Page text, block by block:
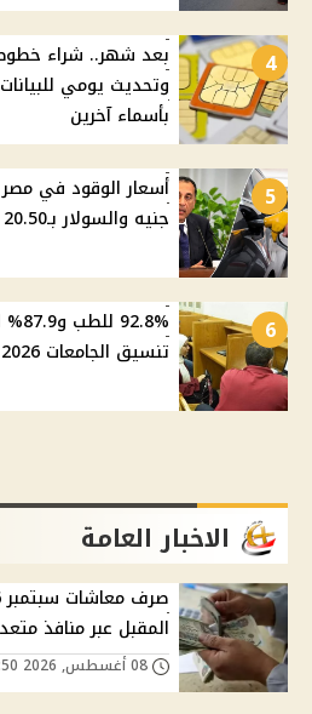
4
بعد شهر.. شراء
وتحديث يومي
بأسماء آخرين
5
جنيه والسولار بـ20.50 جنيه
6
تنسيق الجامعات 2026 وأماكن المرحلة الثانية
الاخبار العامة
المقبل عبر منافذ